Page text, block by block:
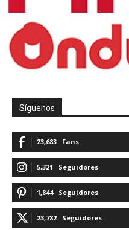
Síguenos
23,683 Fans
5,321 Seguidores
1,844 Seguidores
23,782 Seguidores